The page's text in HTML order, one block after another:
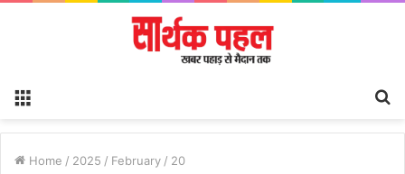
Home / 2025 / February / 20